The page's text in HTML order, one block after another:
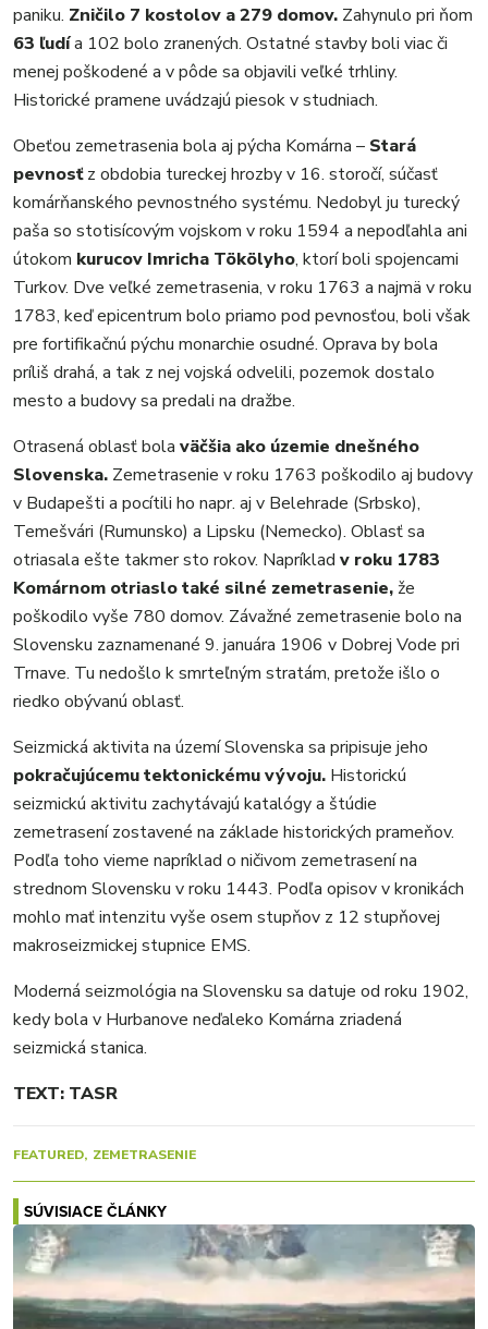
MIX
paniku. Zničilo 7 kostolov a 279 domov. Zahynulo pri ňom
63 ľudía 102 bolo zranených. Ostatné stavby boli viac či
menej poškodené a v pôde sa objavili veľké trhliny.
Historické pramene uvádzajú piesok v studniach.
Obeťou zemetrasenia bola aj pýcha Komárna – Stará
pevnosťz obdobia tureckej hrozby v 16. storočí, súčasť
komárňanského pevnostného systému. Nedobyl ju turecký
paša so stotisícovým vojskom v roku 1594 a nepodľahla ani
útokom kurucov Imricha Tökölyho, ktorí boli spojencami
Turkov. Dve veľké zemetrasenia, v roku 1763 a najmä v roku
1783, keď epicentrum bolo priamo pod pevnosťou, boli však
pre fortifikačnú pýchu monarchie osudné. Oprava by bola
príliš drahá, a tak z nej vojská odvelili, pozemok dostalo
mesto a budovy sa predali na dražbe.
Otrasená oblasť bola väčšia ako územie dnešného
Slovenska. Zemetrasenie v roku 1763 poškodilo aj budovy
v Budapešti a pocítili ho napr. aj v Belehrade (Srbsko),
Temešvári (Rumunsko) a Lipsku (Nemecko). Oblasť sa
otriasala ešte takmer sto rokov. Napríklad v roku 1783
Komárnom otriaslo také silné zemetrasenie,že
poškodilo vyše 780 domov. Závažné zemetrasenie bolo na
Slovensku zaznamenané 9. januára 1906 v Dobrej Vode pri
Trnave. Tu nedošlo k smrteľným stratám, pretože išlo o
riedko obývanú oblasť.
Seizmická aktivita na území Slovenska sa pripisuje jeho
pokračujúcemu tektonickému vývoju. Historickú
seizmickú aktivitu zachytávajú katalógy a štúdie
zemetrasení zostavené na základe historických prameňov.
Podľa toho vieme napríklad o ničivom zemetrasení na
strednom Slovensku v roku 1443. Podľa opisov v kronikách
mohlo mať intenzitu vyše osem stupňov z 12 stupňovej
makroseizmickej stupnice EMS.
Moderná seizmológia na Slovensku sa datuje od roku 1902,
kedy bola v Hurbanove neďaleko Komárna zriadená
seizmická stanica.
TEXT: TASR
FEATURED ZEMETRASENIE
SÚVISIACE ČLÁNKY